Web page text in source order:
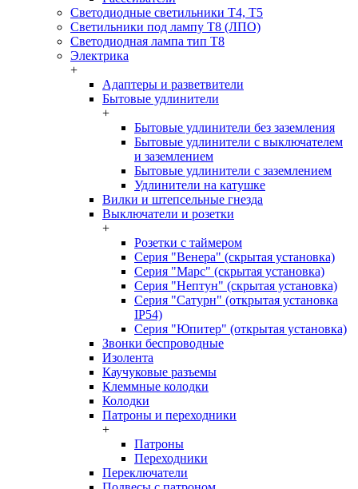
Светодиодные светильники T4, T5
Светильники под лампу Т8 (ЛПО)
Светодиодная лампа тип T8
Электрика
+
Адаптеры и разветвители
Бытовые удлинители
+
Бытовые удлинители без заземления
Бытовые удлинители с выключателем
и заземлением
Бытовые удлинители с заземлением
Удлинители на катушке
Вилки и штепсельные гнезда
Выключатели и розетки
+
Розетки с таймером
Серия "Венера" (скрытая установка)
Серия "Марс" (скрытая установка)
Серия "Нептун" (скрытая установка)
Серия "Сатурн" (открытая установка
IP54)
Серия "Юпитер" (открытая установка)
Звонки беспроводные
Изолента
Каучуковые разъемы
Клеммные колодки
Колодки
Патроны и переходники
+
Патроны
Переходники
Переключатели